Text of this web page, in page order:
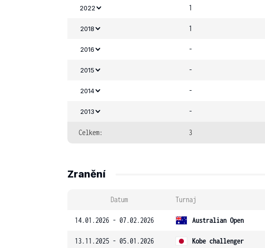
2022 1
2018 1
2016 -
2015 -
2014 -
2013 -
Celkem: 3
Zranění
Datum Turnaj
14.01.2026 - 07.02.2026 Australian Open
13.11.2025 - 05.01.2026 Kobe challenger